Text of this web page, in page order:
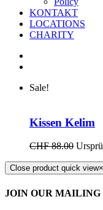
KONTAKT
LOCATIONS
CHARITY
Sale!
Kissen Kelim
CHF88.00
Close product quick view×
JOIN OUR MAILING